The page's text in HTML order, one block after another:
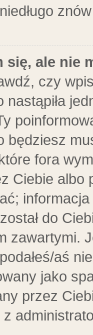
się, ale nie
czy
nastąpiła
będziesz
fora
Ciebie albo
do
zawartymi.
aś
jako
przez